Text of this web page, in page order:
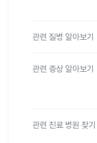
관련 질병 알아보기
관련 증상 알아보기
관련 진료 병원 찾기